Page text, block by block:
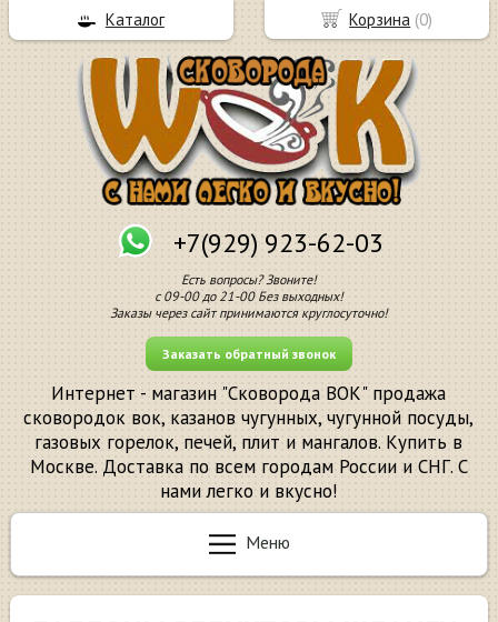
+7(929) 923-62-03
Есть вопросы? Звоните!
с 09-00 до 21-00 Без выходных!
Заказы через сайт принимаются круглосуточно!
Заказать обратный звонок
Интернет - магазин "Сковорода ВОК" продажа
сковородок вок, казанов чугунных, чугунной посуды,
газовых горелок, печей, плит и мангалов. Купить в
Москве. Доставка по всем городам России и СНГ. С
нами легко и вкусно!
Меню
Корзина (0)
Каталог